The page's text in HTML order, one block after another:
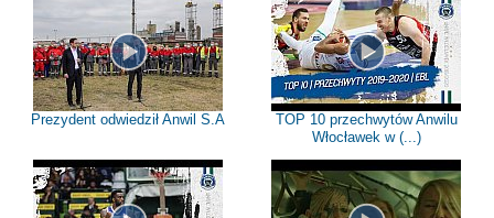
Prezydent odwiedził Anwil S.A
TOP 10 przechwytów Anwilu
Włocławek w (...)